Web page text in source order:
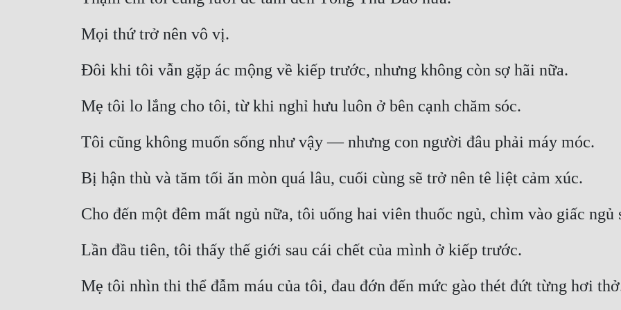
Mọi thứ trở nên vô vị.
Đôi khi tôi vẫn gặp ác mộng về kiếp trước, nhưng không còn sợ hãi nữa.
Mẹ tôi lo lắng cho tôi, từ khi nghỉ hưu luôn ở bên cạnh chăm sóc.
Tôi cũng không muốn sống như vậy — nhưng con người đâu phải máy móc.
Bị hận thù và tăm tối ăn mòn quá lâu, cuối cùng sẽ trở nên tê liệt cảm xúc.
Cho đến một đêm mất ngủ nữa, tôi uống hai viên thuốc ngủ, chìm vào giấc ngủ
Lần đầu tiên, tôi thấy thế giới sau cái chết của mình ở kiếp trước.
Mẹ tôi nhìn thi thể đẫm máu của tôi, đau đớn đến mức gào thét đứt từng hơi